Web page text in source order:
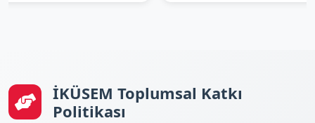
İKÜSEM Toplumsal Katkı
Politikası